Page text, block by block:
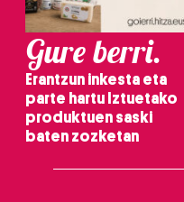
Gure berri.
Erantzun inkesta eta
parte hartu Iztuetako
produktuen saski
baten zozketan